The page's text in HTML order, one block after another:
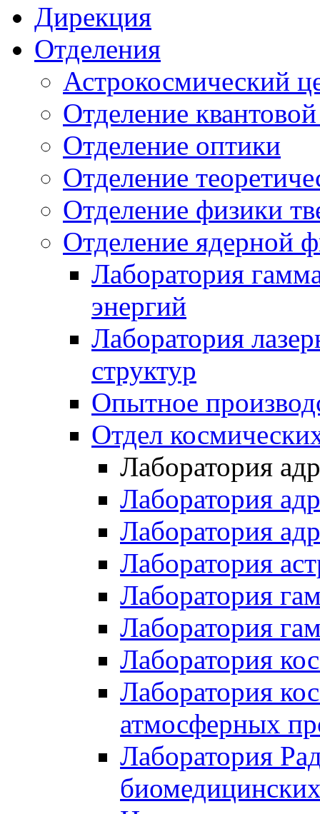
Дирекция
Отделения
Астрокосмический
Отделение
Отделение оптики
Отделение
Отделение физики
Отделение ядерной
Лаборатория
энергий
Лаборатория
структур
Опытное
Отдел
Лаборатория
Лаборатория
Лаборатория
Лаборатория
Лаборатория
Лаборатория
Лаборатория
Лаборатория
атмосферных
Лаборатория